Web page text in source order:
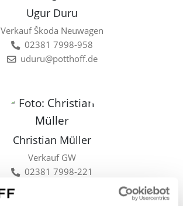
Ugur Duru
Verkauf Škoda Neuwagen
02381 7998-958
uduru@potthoff.de
Christian Müller
Verkauf GW
02381 7998-221